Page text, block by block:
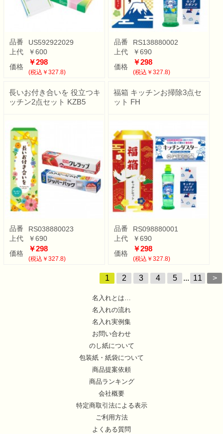
品番
US592922029
上代
￥600
価格
￥298
(税込￥327.8)
品番
RS138880002
上代
￥690
価格
￥298
(税込￥327.8)
長いお付き合いを 役立つキ
ッチン2点セット KZB5
品番
RS038880023
上代
￥690
価格
￥298
(税込￥327.8)
福箱 キッチンお掃除3点セ
ット FH
品番
RS098880001
上代
￥690
価格
￥298
(税込￥327.8)
1 2 3 4 5 ... 11 >
名入れとは…
名入れの流れ
名入れ実例集
お問い合わせ
のし紙について
包装紙・紙袋について
商品提案依頼
商品ランキング
会社概要
特定商取引法による表示
ご利用方法
よくある質問